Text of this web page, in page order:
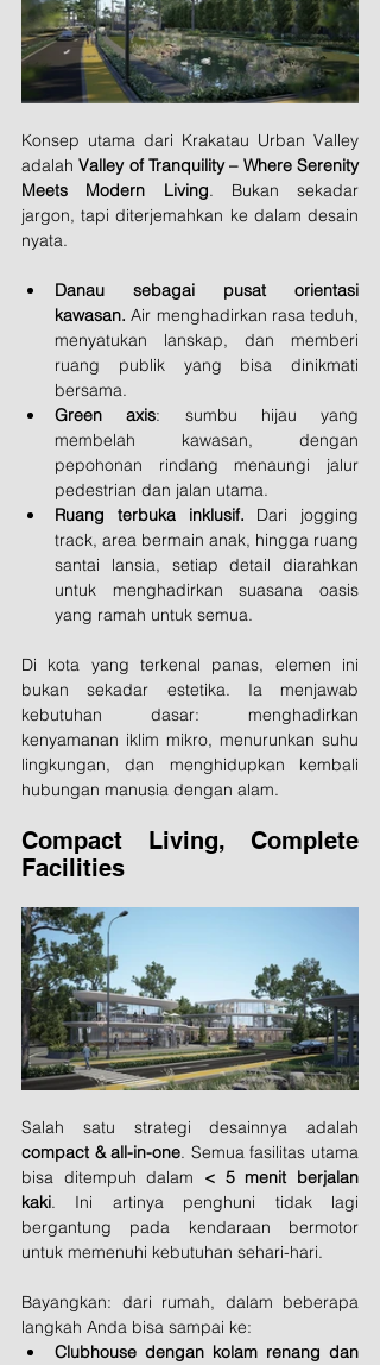
Konsep utama dari Krakatau Urban Valley
adalah Valley of Tranquility – Where Serenity
Meets Modern Living. Bukan sekadar
jargon, tapi diterjemahkan ke dalam desain
nyata.
Danau sebagai pusat orientasi
kawasan. Air menghadirkan rasa teduh,
menyatukan lanskap, dan memberi
ruang publik yang bisa dinikmati
bersama.
Green axis: sumbu hijau yang
membelah kawasan, dengan
pepohonan rindang menaungi jalur
pedestrian dan jalan utama.
Ruang terbuka inklusif. Dari jogging
track, area bermain anak, hingga ruang
santai lansia, setiap detail diarahkan
untuk menghadirkan suasana oasis
yang ramah untuk semua.
Di kota yang terkenal panas, elemen ini
bukan sekadar estetika. Ia menjawab
kebutuhan dasar: menghadirkan
kenyamanan iklim mikro, menurunkan suhu
lingkungan, dan menghidupkan kembali
hubungan manusia dengan alam.
Compact Living, Complete
Facilities
compact & all-in-one. Semua fasilitas utama
bisa ditempuh dalam < 5 menit berjalan
kaki. Ini artinya penghuni tidak lagi
bergantung pada kendaraan bermotor
untuk memenuhi kebutuhan sehari-hari.
Bayangkan: dari rumah, dalam beberapa
langkah Anda bisa sampai ke:
Clubhouse dengan kolam renang dan